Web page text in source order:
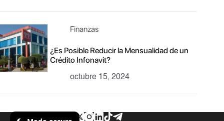
Finanzas
¿Es Posible Reducir la Mensualidad de un
Crédito Infonavit?
octubre 15, 2024